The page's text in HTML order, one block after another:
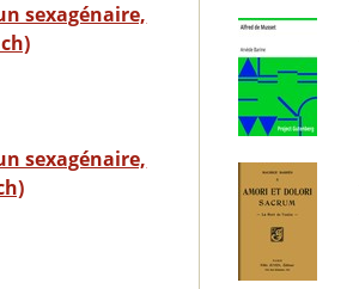
sexagénaire,
sexagénaire,